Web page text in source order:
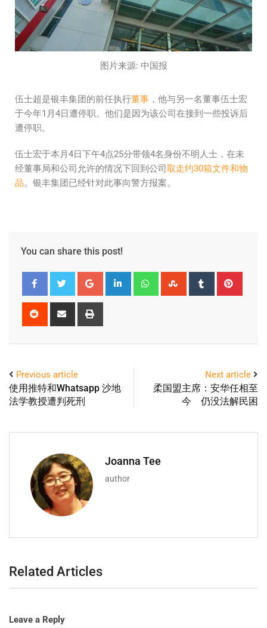
图片来源: 中国报
伍士超是银丰集团的前任执行董事 ，他与另一名董事伍士宏
于今年1月4日遭停职。他们是因为该公司在接到一些投诉后
遭停职。
伍士宏于本月4日下午4点25分带领4名身份不明人士，在未
经董事局和公司允许的情况下回到公司 取走约30箱文件和物
品。银丰集团已经针对此事向警方报案。
You can share this post!
Previous article
使用推特和Whatsapp 沙地
法学教授遭判死刑
Next article
柔国盟主席：安华任相至
今 仍没法解民困
Joanna Tee
author
Related Articles
Leave a Reply